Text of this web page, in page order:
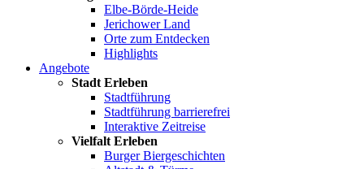
Elbe-Börde-Heide
Jerichower Land
Orte zum Entdecken
Highlights
Angebote
Stadt Erleben
Stadtführung
Stadtführung barrierefrei
Interaktive Zeitreise
Vielfalt Erleben
Burger Biergeschichten